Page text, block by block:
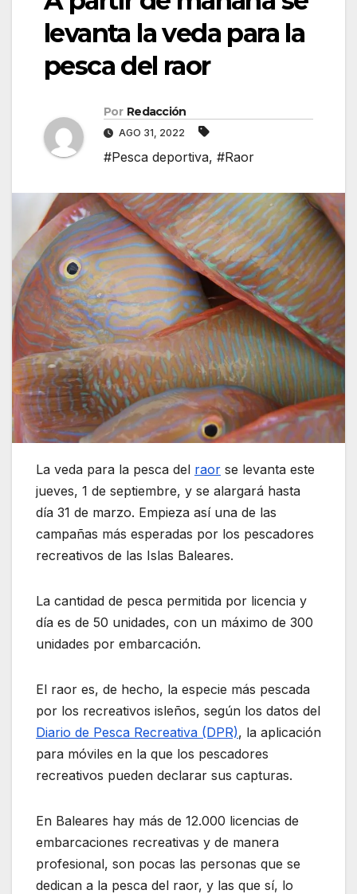
levanta la veda para la
pesca del raor
Por Redacción
AGO 31, 2022
#Pesca deportiva, #Raor
La veda para la pesca del raor se levanta este
jueves, 1 de septiembre, y se alargará hasta
día 31 de marzo. Empieza así una de las
campañas más esperadas por los pescadores
recreativos de las Islas Baleares.
La cantidad de pesca permitida por licencia y
día es de 50 unidades, con un máximo de 300
unidades por embarcación.
El raor es, de hecho, la especie más pescada
por los recreativos isleños, según los datos del
Diario de Pesca Recreativa (DPR), la aplicación
para móviles en la que los pescadores
recreativos pueden declarar sus capturas.
En Baleares hay más de 12.000 licencias de
embarcaciones recreativas y de manera
profesional, son pocas las personas que se
dedican a la pesca del raor, y las que sí, lo